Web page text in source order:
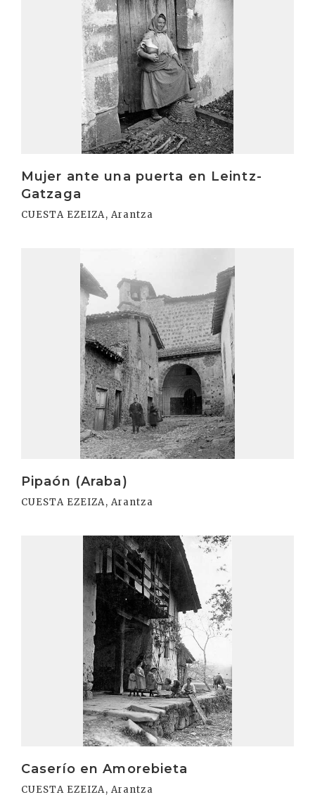
Mujer ante una puerta en Leintz-
Gatzaga
CUESTA EZEIZA, Arantza
Pipaón (Araba)
CUESTA EZEIZA, Arantza
Caserío en Amorebieta
CUESTA EZEIZA, Arantza